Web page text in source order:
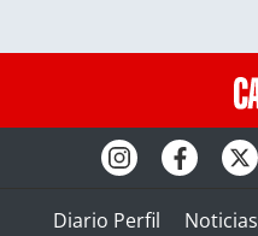
Diario Perfil Noticias